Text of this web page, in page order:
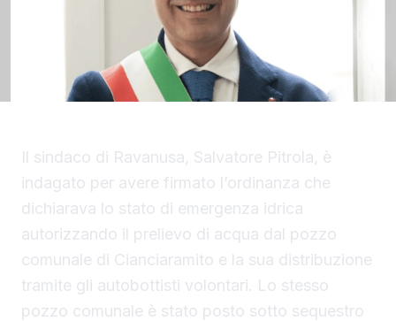
Il sindaco di Ravanusa, Salvatore Pitrola, è
indagato per avere firmato l’ordinanza che
dichiarava lo stato di emergenza idrica
autorizzando il prelievo di acqua dal pozzo
comunale di Cianciaramito e la sua distribuzione
tramite gli autobottisti volontari. Lo stesso
pozzo comunale è stato posto sotto sequestro